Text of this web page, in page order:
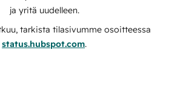
ja yritä uudelleen.
tarkista tilasivumme osoitteessa
status.hubspot.com.